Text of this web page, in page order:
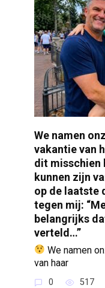
We namen
vakantie van
dit misschien
kunnen zijn
op de laatste
tegen mij:
belangrijks
verteld…”
We namen
van haar
0 517